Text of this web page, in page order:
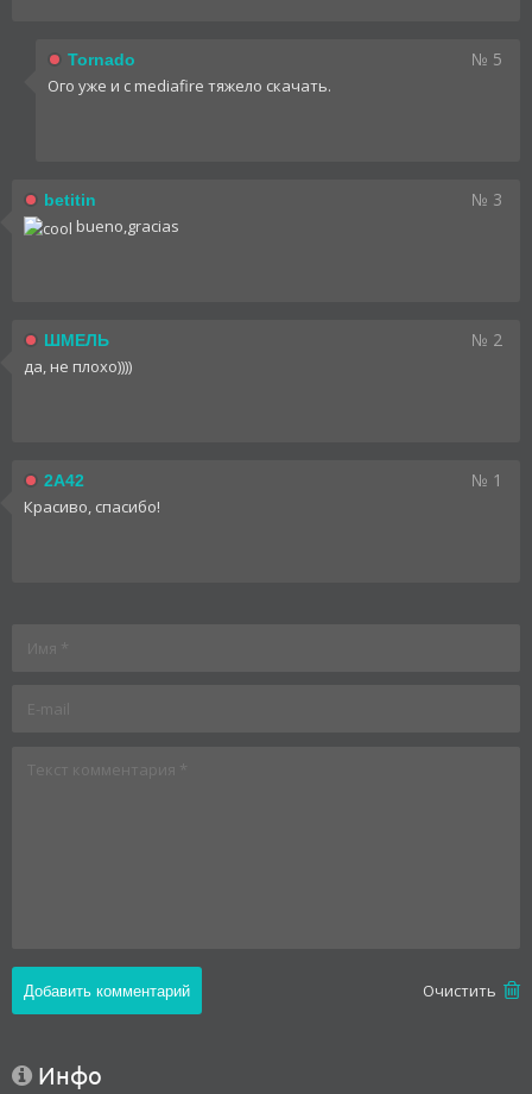
Tornado № 5
Ого уже и с mediafire тяжело скачать.
betitin № 3
bueno,gracias
ШМЕЛЬ № 2
да, не плохо))))
2A42 № 1
Красиво, спасибо!
Oчистить
Инфо